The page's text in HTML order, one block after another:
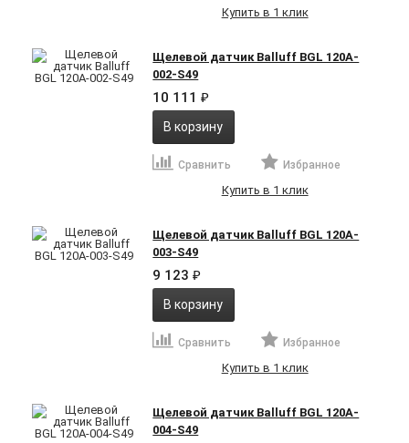
Купить в 1 клик
Щелевой датчик Balluff BGL 120A-
002-S49
10 111₽
В корзину
Сравнить Избранное
Купить в 1 клик
Щелевой датчик Balluff BGL 120A-
003-S49
9 123₽
В корзину
Сравнить Избранное
Купить в 1 клик
Щелевой датчик Balluff BGL 120A-
004-S49